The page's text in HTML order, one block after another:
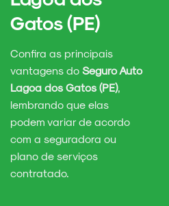
Gatos (PE)
Confira as principais
vantagens do Seguro Auto
Lagoa dos Gatos (PE),
lembrando que elas
podem variar de acordo
com a seguradora ou
plano de serviços
contratado.